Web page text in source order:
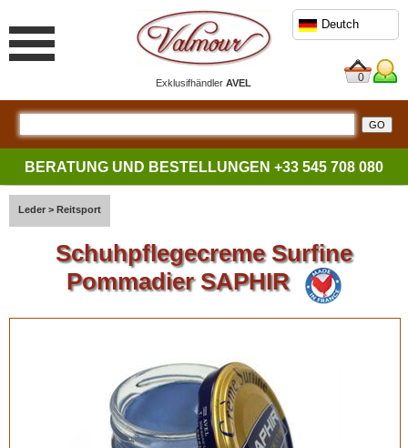
ExklusifhändlerAVEL
Deutch
0
BERATUNG UND BESTELLUNGEN +33 545 708 080
Leder > Reitsport
Schuhpflegecreme Surfine
Pommadier SAPHIR